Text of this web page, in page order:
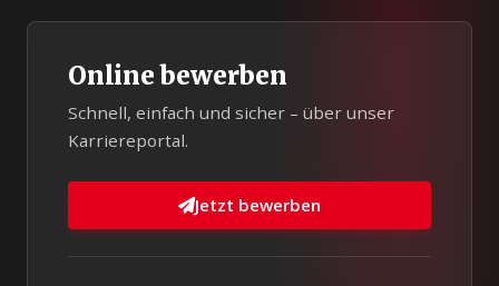
Online bewerben
Schnell, einfach und sicher – über unser
Karriereportal.
Jetzt bewerben